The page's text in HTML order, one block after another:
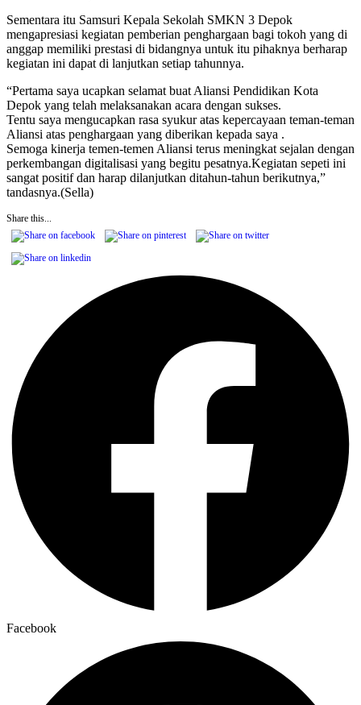
Sementara itu Samsuri Kepala Sekolah SMKN 3 Depok
mengapresiasi kegiatan pemberian penghargaan bagi tokoh yang di
anggap memiliki prestasi di bidangnya untuk itu pihaknya berharap
kegiatan ini dapat di lanjutkan setiap tahunnya.
“Pertama saya ucapkan selamat buat Aliansi Pendidikan Kota
Depok yang telah melaksanakan acara dengan sukses.
Tentu saya mengucapkan rasa syukur atas kepercayaan teman-teman
Aliansi atas penghargaan yang diberikan kepada saya .
Semoga kinerja temen-temen Aliansi terus meningkat sejalan dengan
perkembangan digitalisasi yang begitu pesatnya.Kegiatan sepeti ini
sangat positif dan harap dilanjutkan ditahun-tahun berikutnya,”
tandasnya.(Sella)
Share this...
Facebook